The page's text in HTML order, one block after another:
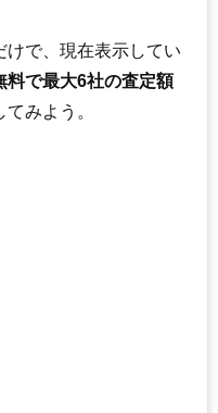
けで、現在表示してい
料で最大6社の査定額
みよう。